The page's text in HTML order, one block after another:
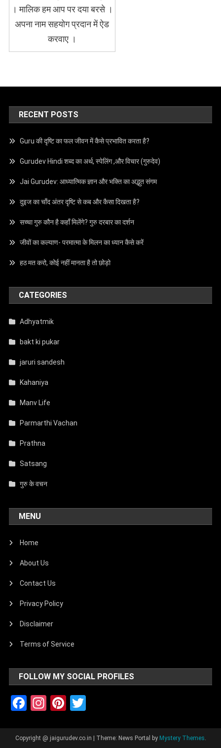
। मालिक हम आप पर दया बरसे ।
अपना नाम सहयोग प्रदान में ऐड
करवाए ।
RECENT POSTS
Guru की दृष्टि का फल जीवन में कैसे प्रभावित करता है?
Gurudev Hindi शब्द का अर्थ, स्पेलिंग ,और विचार (गुरुदेव)
Jai Gurudev: आध्यात्मिक ज्ञान और भक्ति का अद्भुत संगम
दुइज का चाँद अंतर दृष्टि से कब और कैसा दिखता है?
सच्चा गुरु कौन है कहाँ मिलेंगे? गुरु दरबार का दर्शन
जीवों का कल्याण- परमात्मा के मिलन का ध्यान कैसे करें
हठ मत करो, कोई नहीं मानता है तो छोड़ो
CATEGORIES
Adhyatmik
bakt ki pukar
jaruri sandesh
Kahaniya
Manv Life
Parmarthi Vachan
Prathna
Satsang
गुरु के वचन
MENU
Home
About Us
Contact Us
Privacy Policy
Disclaimer
Terms of Service
FOLLOW MY SOCIAL PROFILES
Facebook
Instagram
Pinterest
Copyright @ jaigurudev.co.in | Theme: News Portal by Mystery Themes